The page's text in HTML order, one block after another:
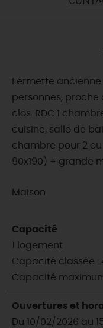
Fermette
personnes,
clos. RDC 1
cuisine, salle de
chambre pour 2 ou
90x190) + grande
Maison
Capacité
1 logement
Capacité classée :
Capacité
Ouvertures et
Du 10/02/2026 au